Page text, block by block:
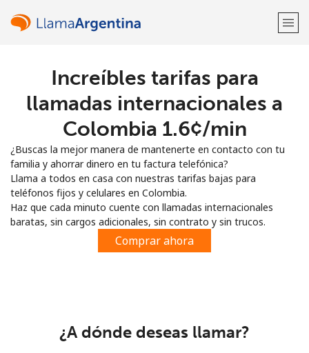
¡Bienvenido!
Regístrate con
o
Increíbles tarifas para
llamadas internacionales a
Colombia ⁦1.6¢⁩/min
¿Buscas la mejor manera de mantenerte en contacto con tu
familia y ahorrar dinero en tu factura telefónica?
Llama a todos en casa con nuestras tarifas bajas para
teléfonos fijos y celulares en Colombia.
Haz que cada minuto cuente con llamadas internacionales
baratas, sin cargos adicionales, sin contrato y sin trucos.
Comprar ahora
¿A dónde deseas llamar?